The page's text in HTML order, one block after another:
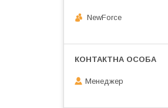
NewForce
Менеджер